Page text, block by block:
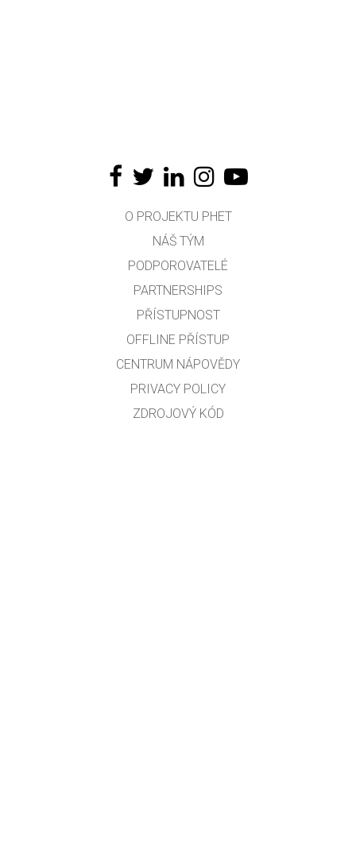
O PROJEKTU PHET
NÁŠ TÝM
PODPOROVATELÉ
PARTNERSHIPS
PŘÍSTUPNOST
OFFLINE PŘÍSTUP
CENTRUM NÁPOVĚDY
PRIVACY POLICY
ZDROJOVÝ KÓD